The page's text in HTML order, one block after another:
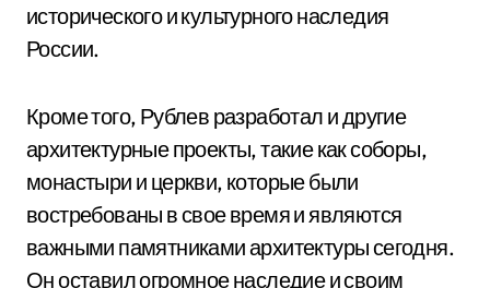
исторического и культурного наследия
России.
Кроме того, Рублев разработал и другие
архитектурные проекты, такие как соборы,
монастыри и церкви, которые были
востребованы в свое время и являются
важными памятниками архитектуры сегодня.
Он оставил огромное наследие и своим